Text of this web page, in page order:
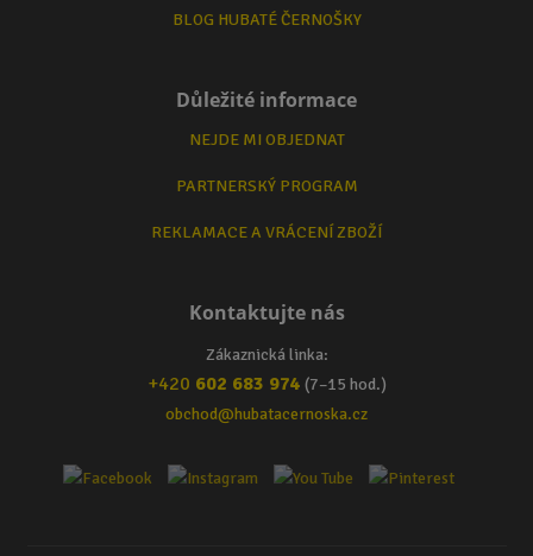
BLOG HUBATÉ ČERNOŠKY
Důležité informace
NEJDE MI OBJEDNAT
PARTNERSKÝ PROGRAM
REKLAMACE A VRÁCENÍ ZBOŽÍ
Kontaktujte nás
Zákaznická linka:
+420 602 683 974 (7–15 hod.)
obchod@hubatacernoska.cz